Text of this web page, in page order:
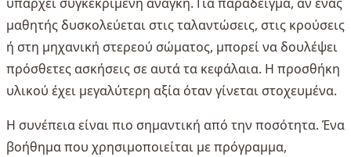
υπάρχει συγκεκριμένη ανάγκη. Για παράδειγμα, αν ένας
μαθητής δυσκολεύεται στις ταλαντώσεις, στις κρούσεις
ή στη μηχανική στερεού σώματος, μπορεί να δουλέψει
πρόσθετες ασκήσεις σε αυτά τα κεφάλαια. Η προσθήκη
υλικού έχει μεγαλύτερη αξία όταν γίνεται στοχευμένα.
Η συνέπεια είναι πιο σημαντική από την ποσότητα. Ένα
βοήθημα που χρησιμοποιείται με πρόγραμμα,